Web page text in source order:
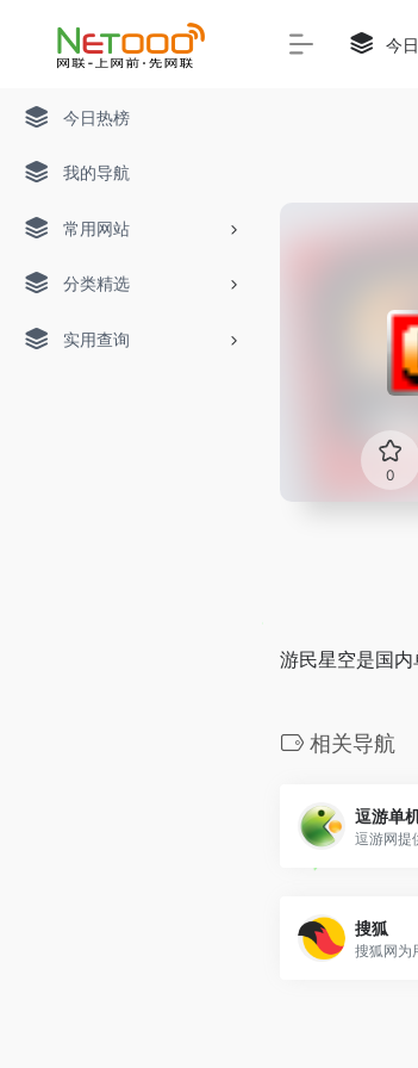
今日热榜
我的导航
常用网站
分类精选
实用查询
今
0
游民星空是国
相关导航
逗游单
搜狐